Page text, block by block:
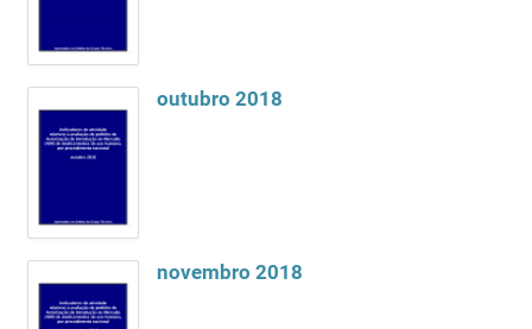
outubro 2018
novembro 2018